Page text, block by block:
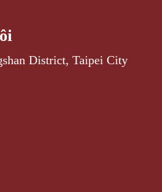
District, Taipei City